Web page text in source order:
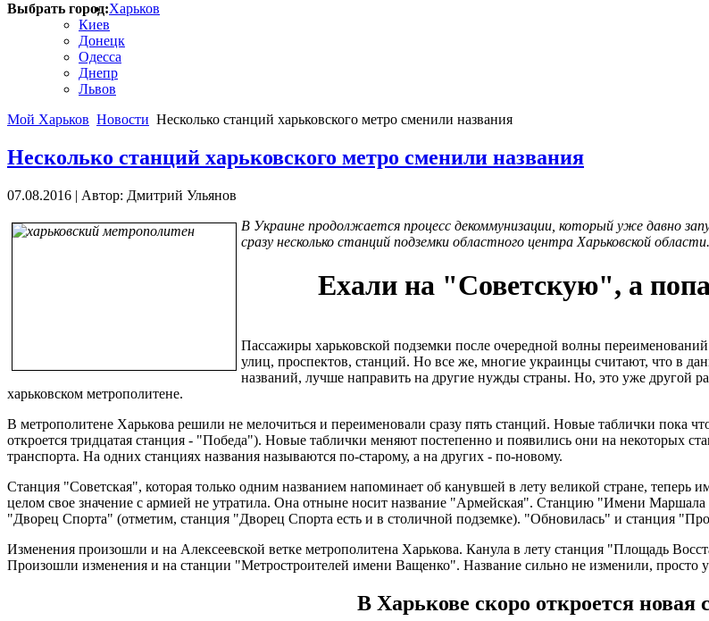
Выбрать город:Харьков
Киев
Донецк
Одесса
Днепр
Львов
Мой Харьков Новости Несколько станций харьковского метро сменили названия
Несколько станций харьковского метро сменили названия
07.08.2016 | Автор: Дмитрий Ульянов
В Украине продолжается процесс декоммунизации, который уже давно
сразу несколько станций подземки областного центра Харьковской области.
Ехали на "Советскую", а
Пассажиры харьковской подземки после очередной волны
улиц, проспектов, станций. Но все же, многие украинцы считают, что в
названий, лучше направить на другие нужды страны. Но, это уже другой
харьковском метрополитене.
В метрополитене Харькова решили не мелочиться и переименовали сразу пять станций. Новые таблички пока
откроется тридцатая станция - "Победа"). Новые таблички меняют постепенно и появились они на некоторых
транспорта. На одних станциях названия называются по-старому, а на других - по-новому.
Станция "Советская", которая только одним названием напоминает об канувшей в лету великой стране,
целом свое значение с армией не утратила. Она отныне носит название "Армейская". Станцию "Имени
"Дворец Спорта" (отметим, станция "Дворец Спорта есть и в столичной подземке). "Обновилась" и станция
Изменения произошли и на Алексеевской ветке метрополитена Харькова. Канула в лету станция "Площадь
Произошли изменения и на станции "Метростроителей имени Ващенко". Название сильно не изменили,
В Харькове скоро откроется новая